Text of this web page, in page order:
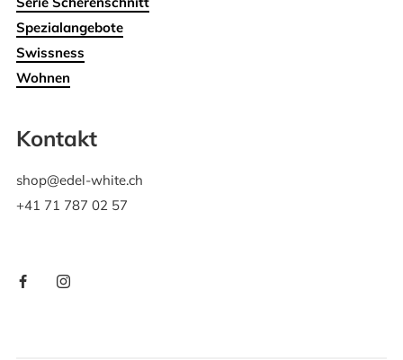
Spezialangebote
Swissness
Wohnen
Kontakt
shop@edel-white.ch
+41 71 787 02 57